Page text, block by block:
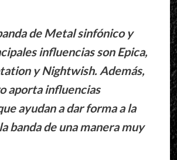
de Metal sinfónico y
influencias son Epica,
y Nightwish. Además,
aporta influencias
ayudan a dar forma a la
banda de una manera muy